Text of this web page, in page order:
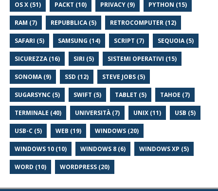
OS X (51) PACKT (10) PRIVACY (9) PYTHON (15)
RAM (7) REPUBBLICA (5) RETROCOMPUTER (12)
SAFARI (5) SAMSUNG (14) SCRIPT (7) SEQUOIA (5)
SICUREZZA (16) SIRI (5) SISTEMI OPERATIVI (15)
SONOMA (9) SSD (12) STEVE JOBS (5)
SUGARSYNC (5) SWIFT (5) TABLET (5) TAHOE (7)
TERMINALE (40) UNIVERSITÀ (7) UNIX (11) USB (5)
USB-C (5) WEB (19) WINDOWS (20)
WINDOWS 10 (10) WINDOWS 8 (6) WINDOWS XP (5)
WORD (10) WORDPRESS (20)